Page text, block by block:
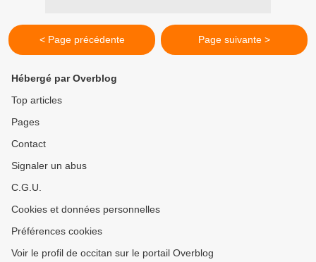
< Page précédente Page suivante >
Hébergé par Overblog
Top articles
Pages
Contact
Signaler un abus
C.G.U.
Cookies et données personnelles
Préférences cookies
Voir le profil de occitan sur le portail Overblog